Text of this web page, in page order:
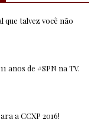
que talvez você não
anos de #SPN na TV.
a CCXP 2016!